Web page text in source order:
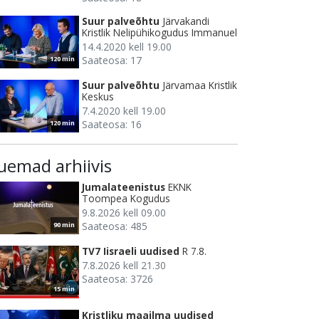
120 min
Suur palveõhtu Järvakandi
Kristlik Nelipühikogudus Immanuel
14.4.2020 kell 19.00
Saateosa: 17
120 min
Suur palveõhtu Järvamaa Kristlik
Keskus
7.4.2020 kell 19.00
Saateosa: 16
arhiivis
90 min
Jumalateenistus EKNK
Toompea Kogudus
9.8.2026 kell 09.00
Saateosa: 485
15 min
TV7 Iisraeli uudised R 7.8.
7.8.2026 kell 21.30
Saateosa: 3726
Kristliku maailma uudised